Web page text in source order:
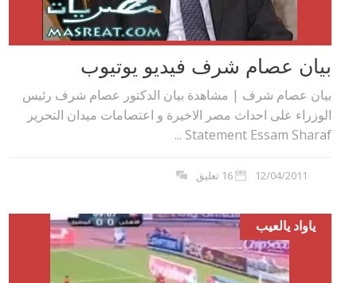
بيان عصام شرف فيديو يوتيوب
بيان عصام شرف | مشاهدة بيان الدكتور عصام شرف رئيس
الوزراء على احداث مصر الاخيرة و اعتصامات ميدان التحرير
Statement Essam Sharaf ...
12/04/2011 16 تعليق
ياواد يالعيب